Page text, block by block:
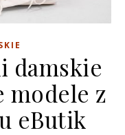
damskie
modele z
eButik